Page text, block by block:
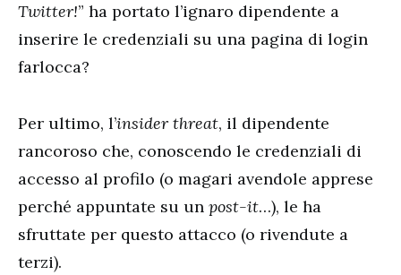
Twitter!” ha portato l’ignaro dipendente a
inserire le credenziali su una pagina di login
farlocca?
Per ultimo, l’insider threat, il dipendente
rancoroso che, conoscendo le credenziali di
accesso al profilo (o magari avendole apprese
perché appuntate su un post-it…), le ha
sfruttate per questo attacco (o rivendute a
terzi).